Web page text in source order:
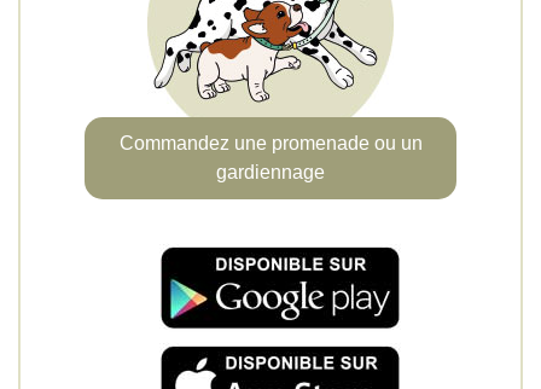
Commandez une promenade ou un
gardiennage